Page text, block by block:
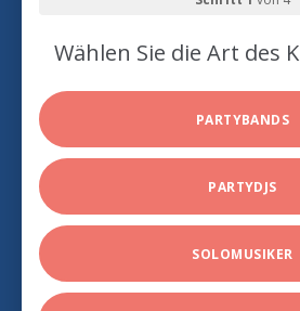
Wählen Sie die Art des
PARTYBANDS
PARTYDJS
SOLOMUSIKER